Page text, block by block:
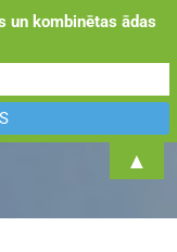
un kombinētas ādas
▲